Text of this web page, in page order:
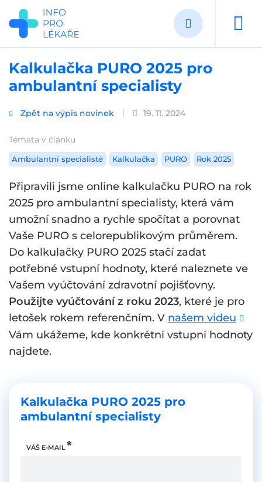
Přejít
hlavnímu
obsahu
Kalkulačka PURO 2025 pro
ambulantní specialisty
Zpět na výpis novinek 19. 11. 2024
Témata v článku
Ambulantní specialisté Kalkulačka PURO Rok 2025
Připravili jsme online kalkulačku PURO na rok
2025 pro ambulantní specialisty, která vám
umožní snadno a rychle spočítat a porovnat
Vaše PURO s celorepublikovým průměrem.
Do kalkulačky PURO 2025 stačí zadat
potřebné vstupní hodnoty, které naleznete ve
Vašem vyúčtování zdravotní pojišťovny.
Použijte vyúčtování z roku 2023, které je pro
letošek rokem referenčním. V našem videu
Vám ukážeme, kde konkrétní vstupní hodnoty
najdete.
Kalkulačka PURO 2025 pro
ambulantní specialisty
VÁŠ E-MAIL